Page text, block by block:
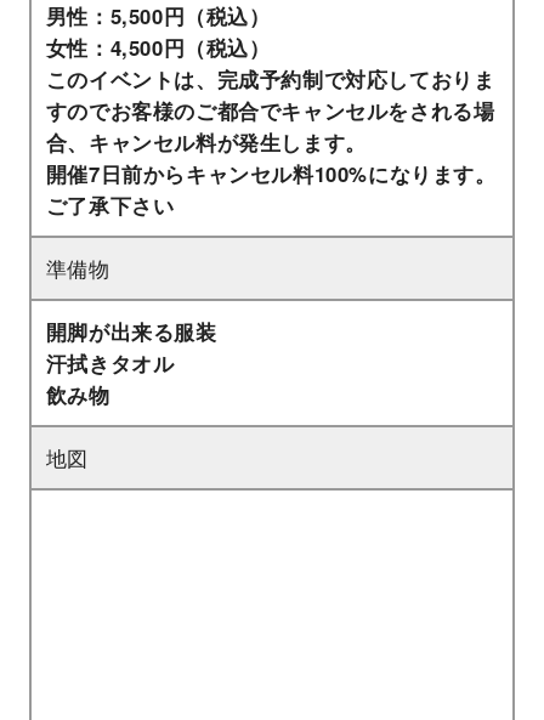
男性：5,500円（税込）
女性：4,500円（税込）
このイベントは、完成予約制で対応しておりま
すのでお客様のご都合でキャンセルをされる場
合、キャンセル料が発生します。
開催7日前からキャンセル料100%になります。
ご了承下さい
準備物
開脚が出来る服装
汗拭きタオル
飲み物
地図